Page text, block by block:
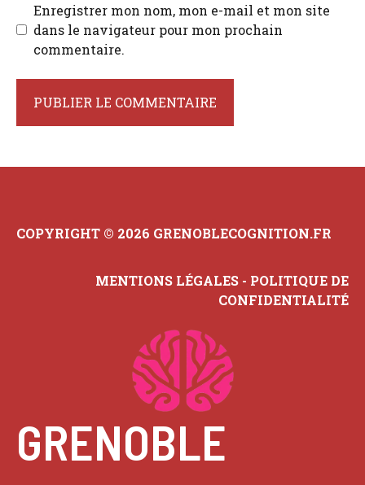
Enregistrer mon nom, mon e-mail et mon site
dans le navigateur pour mon prochain
commentaire.
COPYRIGHT © 2026 GRENOBLECOGNITION.FR
MENTIONS LÉGALES - POLITIQUE DE
CONFIDENTIALITÉ
GRENOBLE